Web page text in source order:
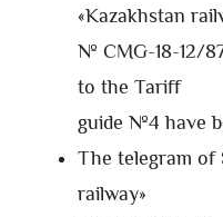
«Kazakhstan
№ CMG-18-12/
to the Tariff
guide №4 have
The telegram of
railway»